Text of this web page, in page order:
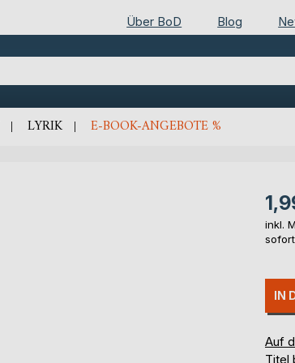
Über BoD Blog
LYRIK E-BOOK-ANGEBOTE %
inkl.
IN
Auf
Titel